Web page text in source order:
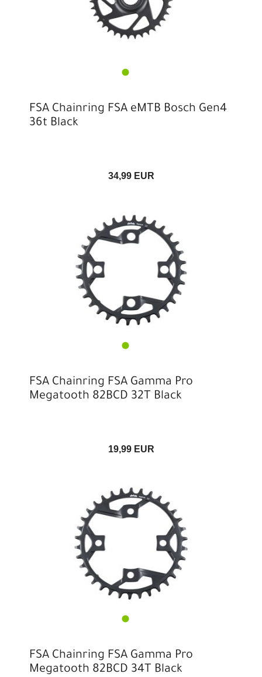
FSA Chainring FSA eMTB Bosch Gen4
36t Black
34,99 EUR
FSA Chainring FSA Gamma Pro
Megatooth 82BCD 32T Black
19,99 EUR
FSA Chainring FSA Gamma Pro
Megatooth 82BCD 34T Black